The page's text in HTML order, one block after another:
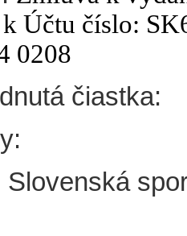
Účtu číslo:
0208
čiastka: